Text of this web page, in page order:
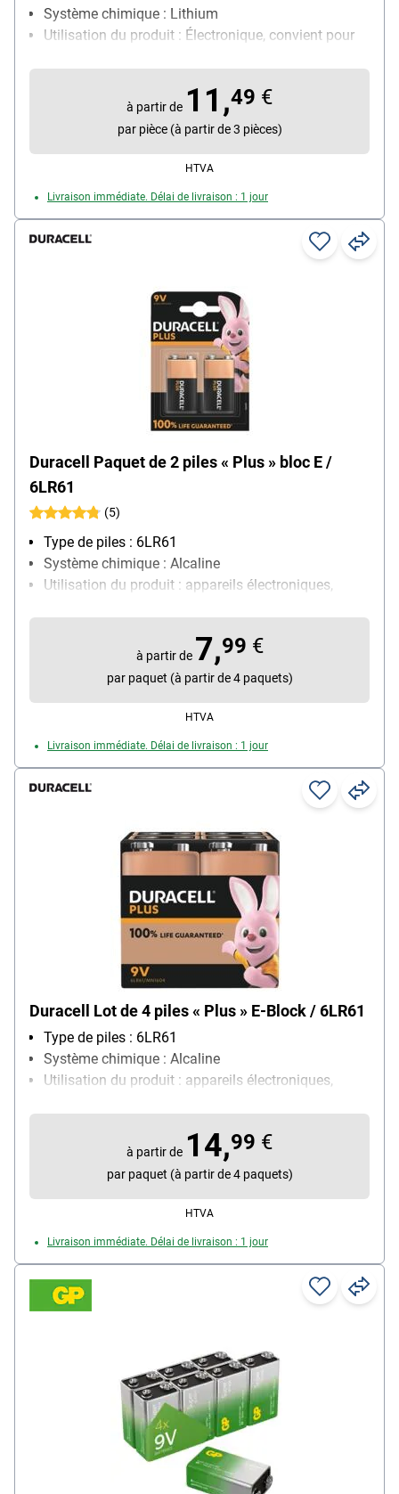
Système chimique : Lithium
Utilisation du produit : Électronique, convient pour
Contenu par paquet : 1 pièce(s)
à partir de 11,49 €
par pièce (à partir de 3 pièces)
HTVA
Livraison immédiate. Délai de livraison : 1 jour
Duracell Paquet de 2 piles « Plus » bloc E /
6LR61
(5)
Type de piles : 6LR61
Système chimique : Alcaline
Utilisation du produit : appareils électroniques,
téléphone, lecteur MP3
Contenu par paquet : 2 pièce(s)
à partir de 7,99 €
par paquet (à partir de 4 paquets)
HTVA
Livraison immédiate. Délai de livraison : 1 jour
Duracell Lot de 4 piles « Plus » E-Block / 6LR61
Type de piles : 6LR61
Système chimique : Alcaline
Utilisation du produit : appareils électroniques,
téléphone, lecteur MP3
Contenu par paquet : 4 pièce(s)
à partir de 14,99 €
par paquet (à partir de 4 paquets)
HTVA
Livraison immédiate. Délai de livraison : 1 jour